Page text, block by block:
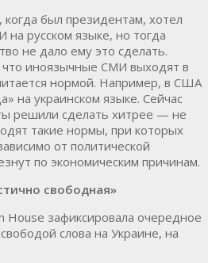
был президентам, хотел
русском языке, но тогда
не дало ему это сделать.
иноязычные СМИ выходят в
нормой. Например, в США
на украинском языке. Сейчас
решили сделать хитрее — не
такие нормы, при которых
от политической
по экономическим причинам.
свободная»
зафиксировала очередное
слова на Украине, на